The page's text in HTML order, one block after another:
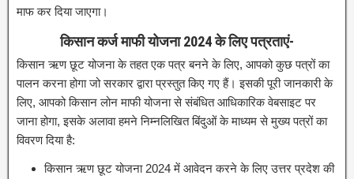
माफ कर दिया जाएगा।
किसान कर्ज माफी योजना 2024 के लिए पत्रताएं-
किसान ऋण छूट योजना के तहत एक पत्र बनने के लिए, आपको कुछ पत्रों का
पालन करना होगा जो सरकार द्वारा प्रस्तुत किए गए हैं। इसकी पूरी जानकारी के
लिए, आपको किसान लोन माफी योजना से संबंधित आधिकारिक वेबसाइट पर
जाना होगा, इसके अलावा हमने निम्नलिखित बिंदुओं के माध्यम से मुख्य पत्रों का
विवरण दिया है:
किसान ऋण छूट योजना 2024 में आवेदन करने के लिए उत्तर प्रदेश की